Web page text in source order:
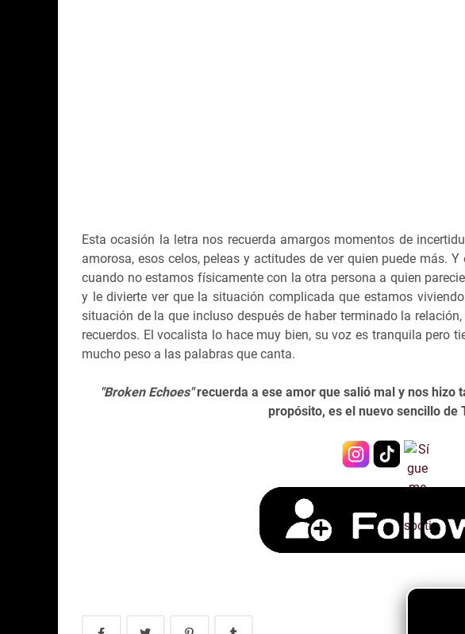
Esta ocasión la letra nos recuerda amargos momentos de
amorosa, esos celos, peleas y actitudes de ver quien puede más.
cuando no estamos físicamente con la otra persona a quien
y le divierte ver que la situación complicada que estamos
situación de la que incluso después de haber terminado la
recuerdos. El vocalista lo hace muy bien, su voz es tranquila pero
mucho peso a las palabras que canta.
"Broken Echoes"recuerda a ese amor que salió mal y nos hizo
propósito, es el nuevo sencillo de